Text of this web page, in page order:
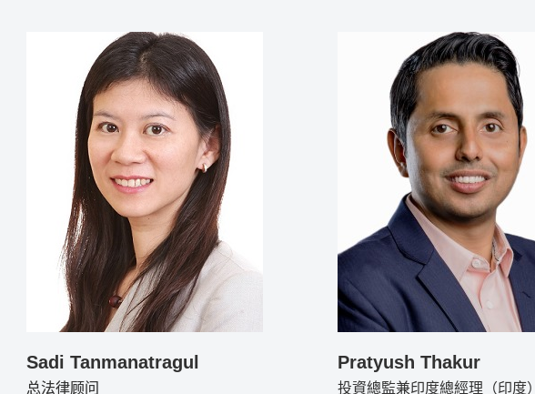
Sadi Tanmanatragul
总法律顾问
Pratyush Thakur
投資總監兼印度總經理（印度）